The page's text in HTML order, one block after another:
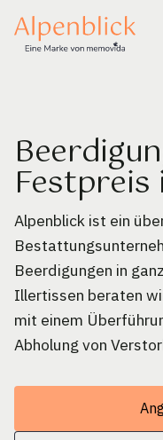
Alpenblick ist ein
Beerdigungen in
Illertissen beraten
mit einem
Abholung von